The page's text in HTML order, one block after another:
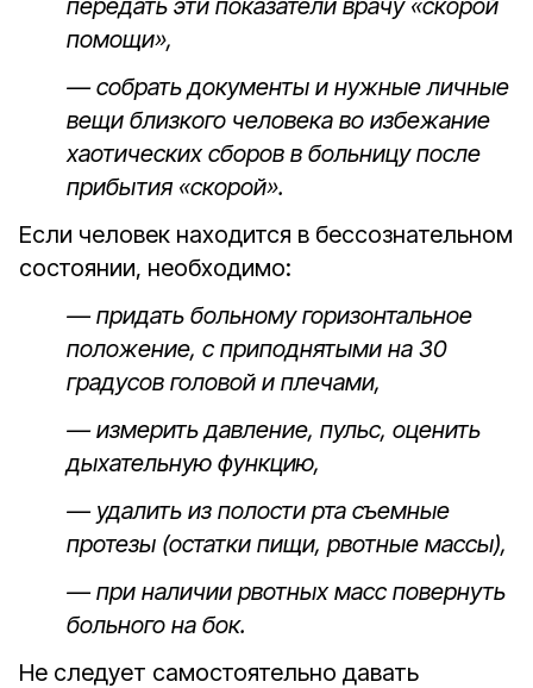
передать эти показатели врачу «скорой
помощи»,
— собрать документы и нужные личные
вещи близкого человека во избежание
хаотических сборов в больницу после
прибытия «скорой».
Если человек находится в бессознательном
состоянии, необходимо:
— придать больному горизонтальное
положение, с приподнятыми на 30
градусов головой и плечами,
— измерить давление, пульс, оценить
дыхательную функцию,
— удалить из полости рта съемные
протезы (остатки пищи, рвотные массы),
— при наличии рвотных масс повернуть
больного на бок.
Не следует самостоятельно давать